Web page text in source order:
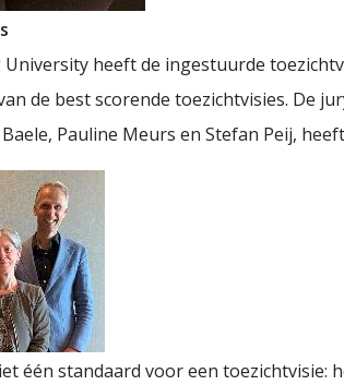
heeft de ingestuurde
de best scorende toezichtvisies. De
Pauline Meurs en Stefan Peij,
één standaard voor een toezichtvisie: